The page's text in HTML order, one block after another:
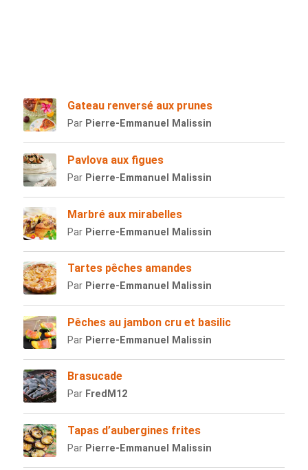
Gateau renversé aux prunes
Par Pierre-Emmanuel Malissin
Pavlova aux figues
Par Pierre-Emmanuel Malissin
Marbré aux mirabelles
Par Pierre-Emmanuel Malissin
Tartes pêches amandes
Par Pierre-Emmanuel Malissin
Pêches au jambon cru et basilic
Par Pierre-Emmanuel Malissin
Brasucade
Par FredM12
Tapas d’aubergines frites
Par Pierre-Emmanuel Malissin